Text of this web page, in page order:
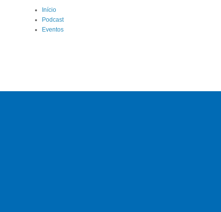
Início
Podcast
Eventos